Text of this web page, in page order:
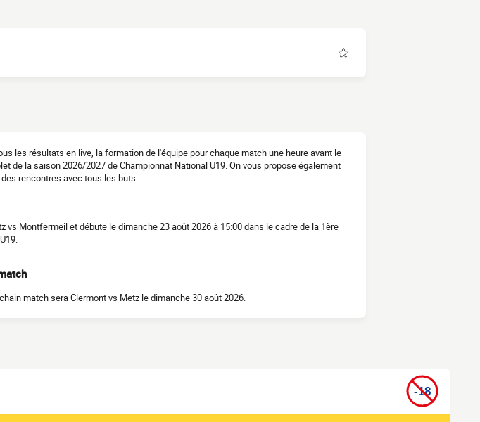
les résultats en live, la formation de l'équipe pour chaque match une heure avant le
de la saison 2026/2027 de Championnat National U19. On vous propose également
rencontres avec tous les buts.
vs Montfermeil et débute le dimanche 23 août 2026 à 15:00 dans le cadre de la 1ère
match sera Clermont vs Metz le dimanche 30 août 2026.